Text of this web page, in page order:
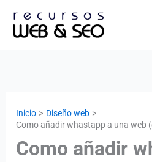
Inicio
Diseño web
Como añadir whastapp a una web
Como añadir